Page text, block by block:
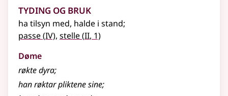
Tyding og bruk
ha tilsyn med, halde i stand;
passe(4
IV), stelle(2
II, 1)
Døme
røkte dyra;
han røktar pliktene sine;